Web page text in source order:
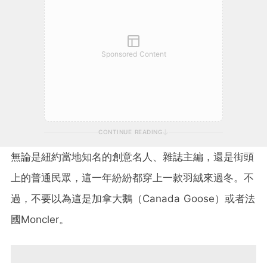
Sponsored Content
CONTINUE READING
無論是紐約當地知名的創意名人、雜誌主編，還是街頭
上的普通民眾，這一年紛紛都穿上一款羽絨來過冬。不
過，不要以為這是加拿大鵝（Canada Goose）或者法
國Moncler。